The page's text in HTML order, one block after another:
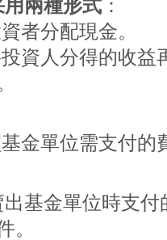
兩種形式 ：
者分配現金。
資人分得的收益
金單位需支付的
基金單位時支
。